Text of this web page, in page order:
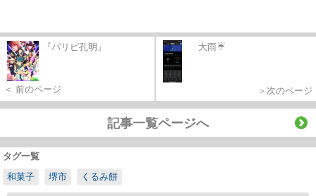
『パリピ孔明』
＜ 前のページ
大雨☔
＞次のページ
記事一覧ページへ
タグ一覧
和菓子
堺市 くるみ餅